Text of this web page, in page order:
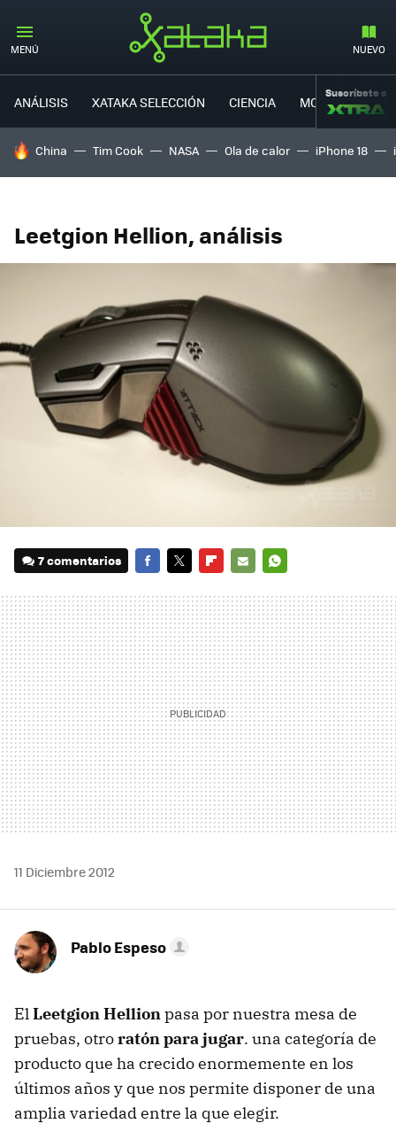
MENÚ NUEVO
ANÁLISIS XATAKA SELECCIÓN CIENCIA MOVILIDAD
Suscríbete a
HOY SE HABLA DE
China Tim Cook NASA Ola de calor iPhone 18
Leetgion Hellion, análisis
7 comentarios
MAIL
11 Diciembre 2012
Pablo Espeso
ElLeetgion Hellionpasa por nuestra mesa de
pruebas, otroratón para jugar. una categoría de
producto que ha crecido enormemente en los
últimos años y que nos permite disponer de una
amplia variedad entre la que elegir.